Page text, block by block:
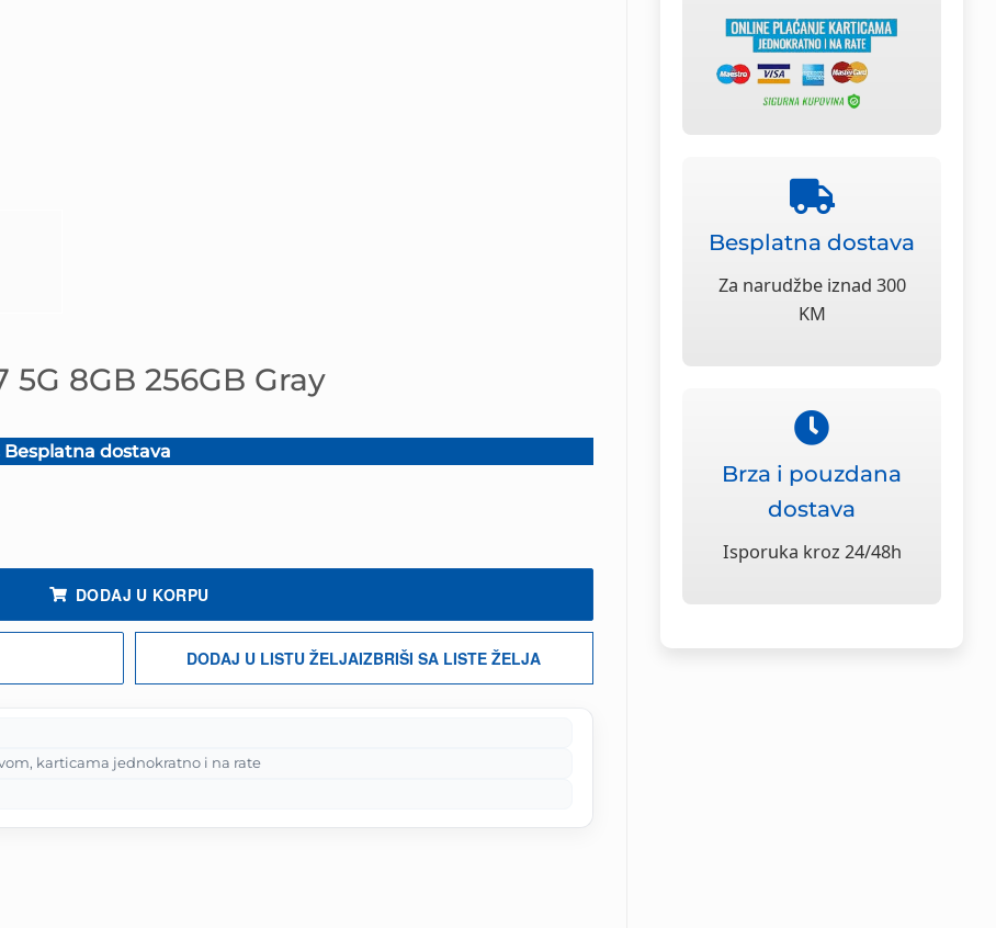
Besplatna dostava
Za narudžbe iznad 300
KM
Brza i pouzdana
dostava
Isporuka kroz 24/48h
8GB 256GB Gray
Besplatna dostava
DODAJ U KORPU
DODAJ U LISTU ŽELJAIZBRIŠI SA LISTE ŽELJA
karticama jednokratno i na rate